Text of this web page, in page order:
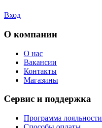
Вход
О компании
О нас
Вакансии
Контакты
Магазины
Сервис и поддержка
Программа лояльности